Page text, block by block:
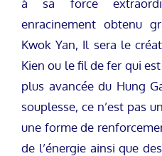
à sa force
enracinement obtenu
Kwok Yan, Il sera le
Kien ou le fil de fer qui
plus avancée du Hung
souplesse, ce n’est pas
une forme de
de l’énergie ainsi que